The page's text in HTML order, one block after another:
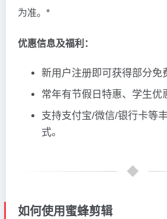
为准。*
优惠信息及福利：
新用户注册即可获得部分免
常年有节假日特惠、学生优
支持支付宝/微信/银行卡等
式。
如何使用蜜蜂剪辑